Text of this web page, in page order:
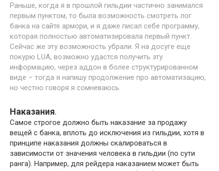
Раньше, когда я в прошлой гильдии частично занимался
первым пунктом, то была возможность смотреть лог
банка на сайте армори, и я даже писал себе программу,
которая полностью автоматизировала первый пункт.
Сейчас же эту возможность убрали. Я на досуге еще
покурю LUA, возможно удастся получить эту
информацию, через аддон в более структурированном
виде – тогда я напишу продолжение про автоматизацию,
но честно говоря я сомневаюсь.
Наказания.
Самое строгое должно быть наказание за продажу
вещей с банка, вплоть до исключения из гильдии, хотя в
принципе наказания должны скалироваться в
зависимости от значения человека в гильдии (по сути
ранга). Например, для рейдера наказанием может быть